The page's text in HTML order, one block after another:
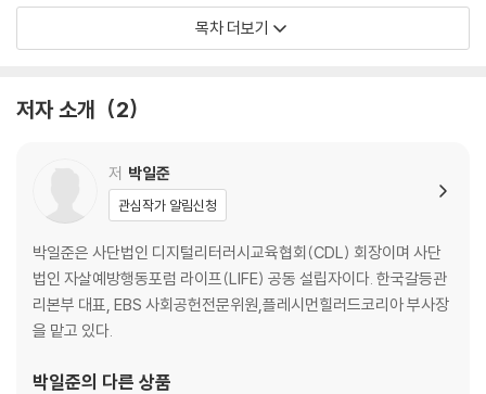
1. 인터넷 뉴스 & 허위정보 생산자와 유포자 118
2. 컴퓨터 그래픽 & 이미지 합성 vs 조작 142
1. 카드뉴스 & 군중심리와 동조효과 200
2. 인포영상 & 디지털 시민의식과 네티켓 224
3. 디지털 작곡 & 아름다운 디지털 세상을 만드는 소리 250
4. 디지털 영상 편집 & 공유가치와 오픈라이센스 278
IV. 디지털, 나눔의 가치
1. 디지털 갤러리 & 예술작품의 사회가치 300
3. 유튜브 플레이 리스트 & 유용한 콘텐츠 검색과 아카이빙 332
목차 더보기
저자 소개 2
저 박일준
관심작가 알림신청
박일준은 사단법인 디지털리터러시교육협회(CDL) 회장이며 사단
법인 자살예방행동포럼 라이프(LIFE) 공동 설립자이다. 한국갈등관
리본부 대표, EBS 사회공헌전문위원,플레시먼힐러드코리아 부사장
을 맡고 있다.
박일준의 다른 상품